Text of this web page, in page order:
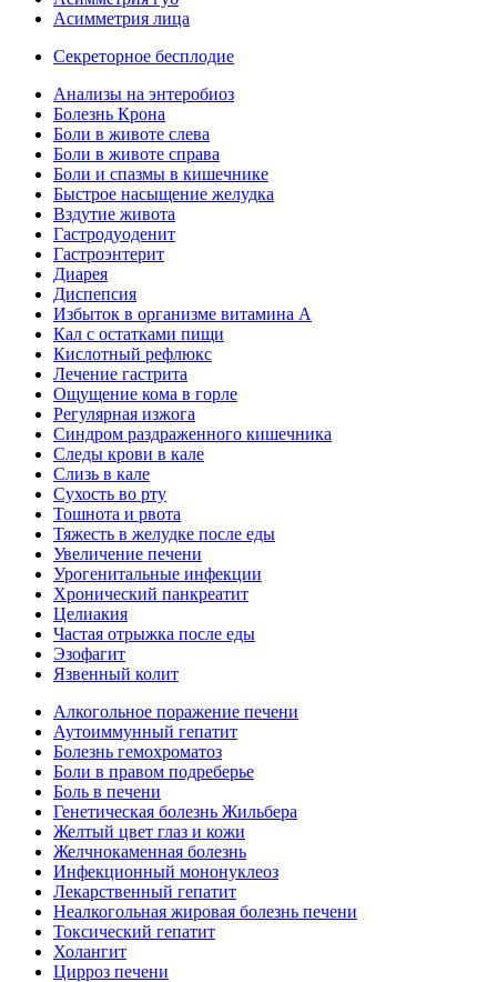
Асимметрия лица
Секреторное бесплодие
Анализы на энтеробиоз
Болезнь Крона
Боли в животе слева
Боли в животе справа
Боли и спазмы в кишечнике
Быстрое насыщение желудка
Вздутие живота
Гастродуоденит
Гастроэнтерит
Диарея
Диспепсия
Избыток в организме витамина А
Кал с остатками пищи
Кислотный рефлюкс
Лечение гастрита
Ощущение кома в горле
Регулярная изжога
Синдром раздраженного кишечника
Следы крови в кале
Слизь в кале
Сухость во рту
Тошнота и рвота
Тяжесть в желудке после еды
Увеличение печени
Урогенитальные инфекции
Хронический панкреатит
Целиакия
Частая отрыжка после еды
Эзофагит
Язвенный колит
Алкогольное поражение печени
Аутоиммунный гепатит
Болезнь гемохроматоз
Боли в правом подреберье
Боль в печени
Генетическая болезнь Жильбера
Желтый цвет глаз и кожи
Желчнокаменная болезнь
Инфекционный мононуклеоз
Лекарственный гепатит
Неалкогольная жировая болезнь печени
Токсический гепатит
Холангит
Цирроз печени